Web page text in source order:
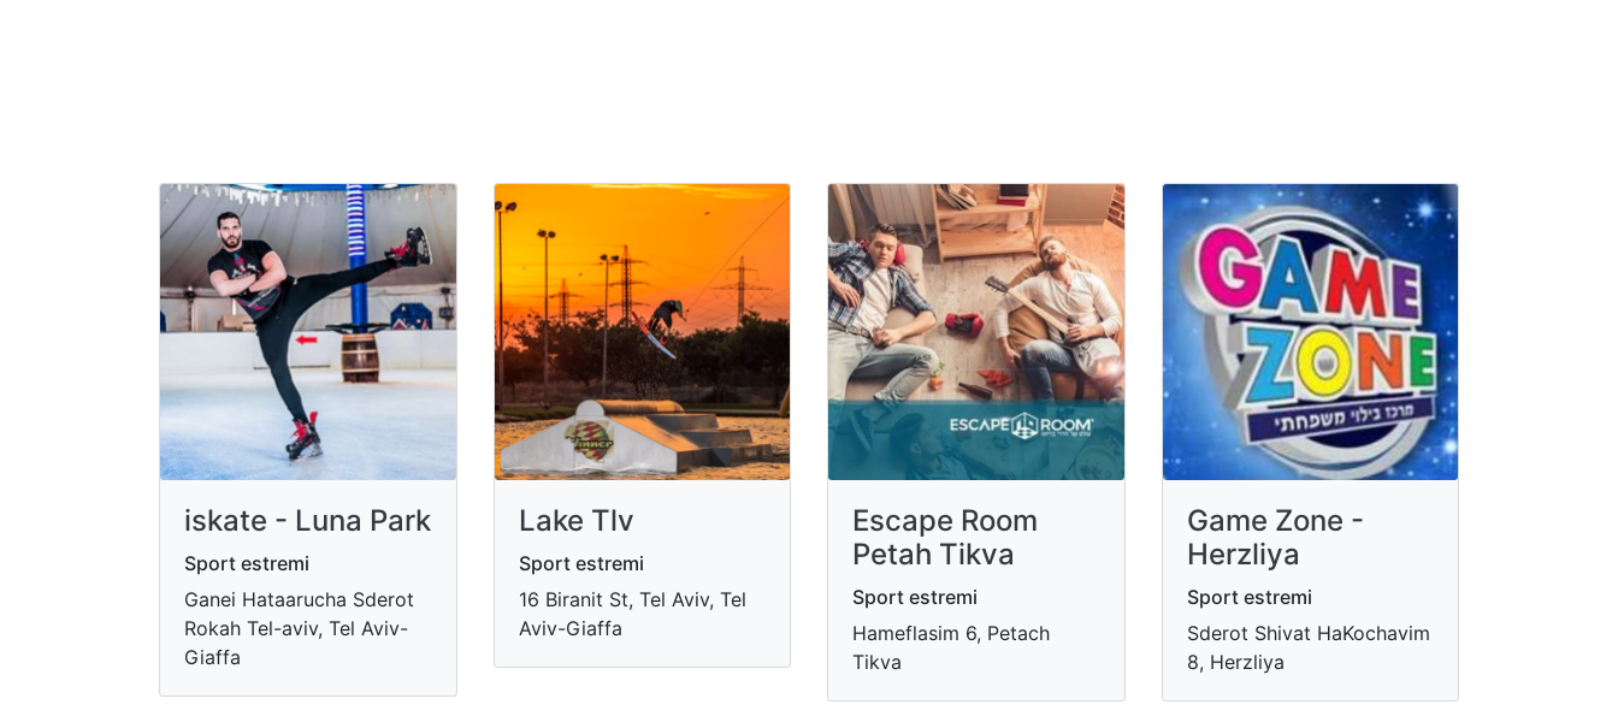
iskate - Luna Park
Sport estremi
Ganei Hataarucha Sderot
Rokah Tel-aviv, Tel Aviv-
Giaffa
Lake Tlv
Sport estremi
16 Biranit St, Tel Aviv, Tel
Aviv-Giaffa
Escape Room
Petah Tikva
Sport estremi
Hameflasim 6, Petach
Tikva
Game Zone -
Herzliya
Sport estremi
Sderot Shivat HaKochavim
8, Herzliya